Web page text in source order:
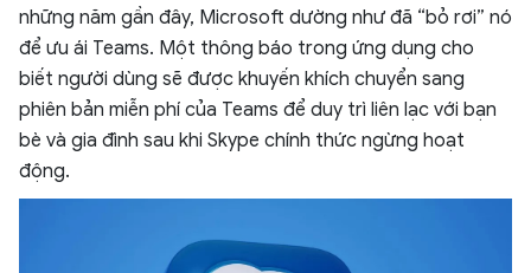
những năm gần đây, Microsoft dường như đã “bỏ rơi” nó
để ưu ái Teams. Một thông báo trong ứng dụng cho
biết người dùng sẽ được khuyến khích chuyển sang
phiên bản miễn phí của Teams để duy trì liên lạc với bạn
bè và gia đình sau khi Skype chính thức ngừng hoạt
động.